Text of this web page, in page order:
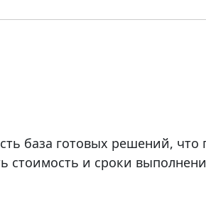
база готовых решений, что
стоимость и сроки